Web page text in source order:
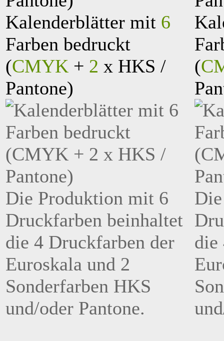
Kalenderblätter mit 6
Farben bedruckt
(CMYK + 2 x HKS /
Pantone)
Die Produktion mit 6
Druckfarben beinhaltet
die 4 Druckfarben der
Euroskala und 2
Sonderfarben HKS
und/oder Pantone.
(
die